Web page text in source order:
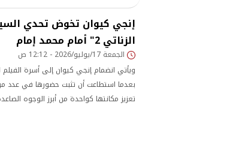
إنجي كيوان تخوض تحدي
الزناتي 2" أمام محمد إمام
الجمعة 17/يوليو/2026 - 12:12 ص
ويأتي انضمام إنجي كيوان إلى أسرة
بعدما استطاعت أن تثبت حضورها في عدد من
تعزيز مكانتها كواحدة من أبرز الوجوه